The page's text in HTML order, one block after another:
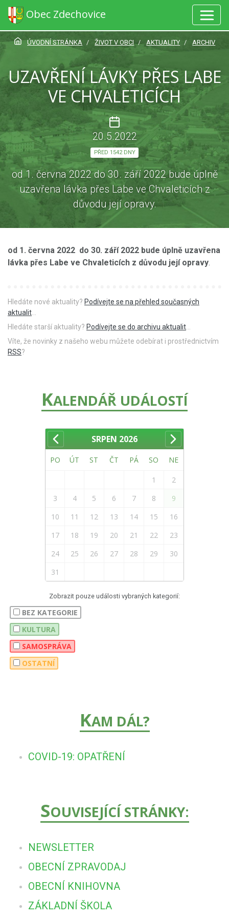
Obec Zdechovice
ÚVODNÍ STRÁNKA ŽIVOT V OBCI AKTUALITY ARCHIV
UZAVŘENÍ LÁVKY PŘES LABE
VE CHVALETICÍCH
20.5.2022
PŘED 1542 DNY
od 1. června 2022 do 30. září 2022 bude úplně
uzavřena lávka přes Labe ve Chvaleticích z
důvodu její opravy.
od 1. června 2022 do 30. září 2022 bude úplně uzavřena
lávka přes Labe ve Chvaleticích z důvodu její opravy.
Hledáte nové aktuality? Podívejte se na přehled současných
aktualit
Hledáte starší aktuality? Podívejte se do archivu aktualit
Víte, že novinky z našeho webu můžete odebírat i prostřednictvím
RSS?
KALENDÁŘ UDÁLOSTÍ
SRPEN 2026
PO ÚT ST ČT PÁ SO NE
1
2
3
4 5 6 7 8
9
10
11 12 13 14 15
16
17
18 19 20 21 22
23
24
25 26 27 28 29
30
31
Zobrazit pouze události vybraných kategorií:
BEZ KATEGORIE
KULTURA
SAMOSPRÁVA
OSTATNÍ
KAM DÁL?
COVID-19: OPATŘENÍ
SOUVISEJÍCÍ STRÁNKY:
NEWSLETTER
OBECNÍ ZPRAVODAJ
OBECNÍ KNIHOVNA
ZÁKLADNÍ ŠKOLA